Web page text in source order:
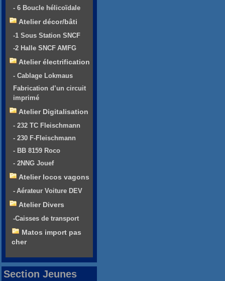
- 6 Boucle hélicoïdale
Atelier décor/bâti
-1 Sous Station SNCF
-2 Halle SNCF AMFG
Atelier électrification
- Cablage Lokmaus
Fabrication d’un circuit
imprimé
Atelier Digitalisation
- 232 TC Fleischmann
- 230 F-Fleischmann
- BB 8159 Roco
- 2NNG Jouef
Atelier locos vagons
- Aérateur Voiture DEV
Atelier Divers
-Caisses de transport
Matos import pas
cher
Section Jeunes